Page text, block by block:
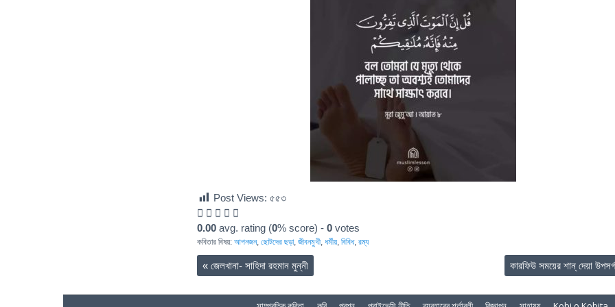
Post Views: ৫৫৩
0.00 avg. rating (0% score) - 0 votes
কবিতার বিষয়: আপনজন, ছোটদের ছড়া, জীবনমুখী, ধর্মীয়, বিবিধ, রম্য
« জেলখানা- সাহিদা রহমান মুন্নী কারফিউ সময়ের শান্ দেয়া